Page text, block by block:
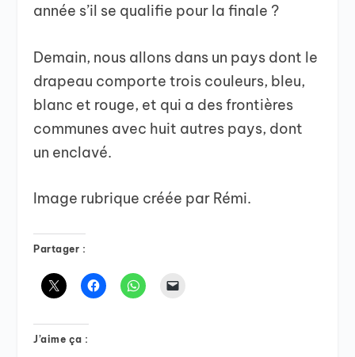
année s’il se qualifie pour la finale ?
Demain, nous allons dans un pays dont le
drapeau comporte trois couleurs, bleu,
blanc et rouge, et qui a des frontières
communes avec huit autres pays, dont
un enclavé.
Image rubrique créée par Rémi.
Partager :
J’aime ça :